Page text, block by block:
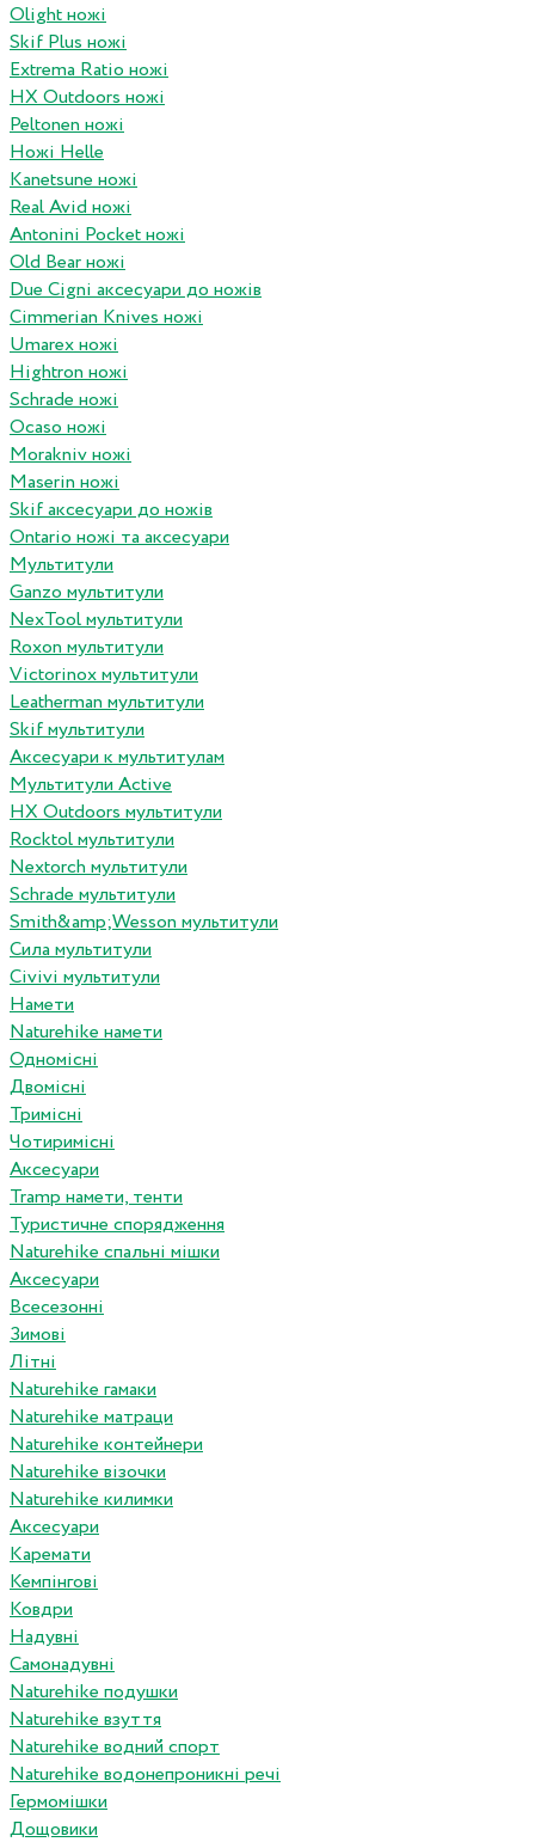
Olight ножі
Skif Plus ножі
Extrema Ratio ножі
HX Outdoors ножі
Peltonen ножі
Ножі Helle
Kanetsune ножі
Real Avid ножі
Antonini Pocket ножі
Old Bear ножі
Due Cigni аксесуари до ножів
Cimmerian Knives ножі
Umarex ножі
Hightron ножі
Schrade ножі
Ocaso ножі
Morakniv ножі
Maserin ножі
Skif аксесуари до ножів
Ontario ножі та аксесуари
Мультитули
Ganzo мультитули
NexTool мультитули
Roxon мультитули
Victorinox мультитули
Leatherman мультитули
Skif мультитули
Аксесуари к мультитулам
Мультитули Active
HX Outdoors мультитули
Rocktol мультитули
Nextorch мультитули
Schrade мультитули
Smith&amp;Wesson мультитули
Сила мультитули
Civivi мультитули
Намети
Naturehike намети
Одномісні
Двомісні
Тримісні
Чотиримісні
Аксесуари
Tramp намети, тенти
Туристичне спорядження
Naturehike спальні мішки
Аксесуари
Всесезонні
Зимові
Літні
Naturehike гамаки
Naturehike матраци
Naturehike контейнери
Naturehike візочки
Naturehike килимки
Аксесуари
Каремати
Кемпінгові
Ковдри
Надувні
Самонадувні
Naturehike подушки
Naturehike взуття
Naturehike водний спорт
Naturehike водонепроникні речі
Гермомішки
Дощовики